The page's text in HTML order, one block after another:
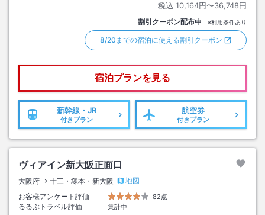
税込 10,164円〜36,748円
割引クーポン配布中 ※利用条件あり
8/20までの宿泊に使える割引クーポン
宿泊プランを見る
新幹線・JR
付きプラン
航空券
付きプラン
ヴィアイン新大阪正面口
大阪府 十三・塚本・新大阪
地図
お客様アンケート評価
82点
るるぶトラベル評価
集計中